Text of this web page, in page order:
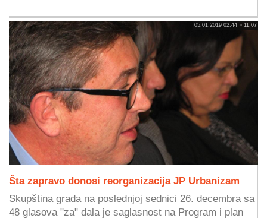
05.01.2019 02:44 » 11:07
Šta zapravo donosi reorganizacija JP Urbanizam
Skupština grada na poslednjoj sednici 26. decembra sa
48 glasova "za" dala je saglasnost na Program i plan